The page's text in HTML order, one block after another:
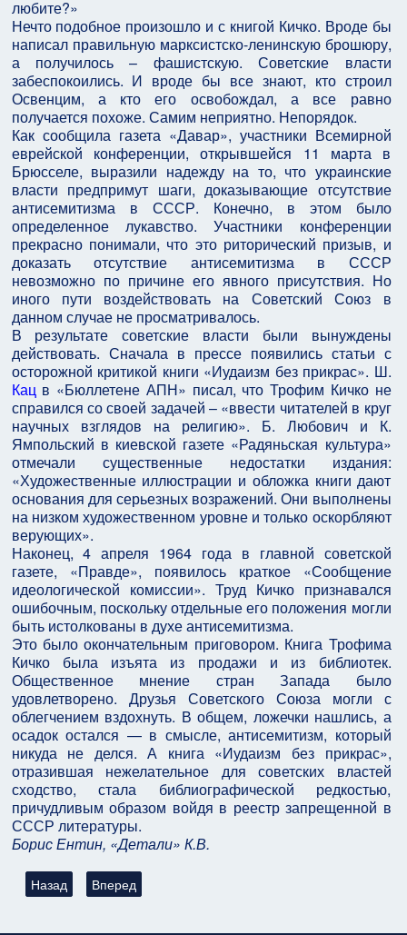
любите?»
Нечто подобное произошло и с книгой Кичко. Вроде бы
написал правильную марксистско-ленинскую брошюру,
а получилось – фашистскую. Советские власти
забеспокоились. И вроде бы все знают, кто строил
Освенцим, а кто его освобождал, а все равно
получается похоже. Самим неприятно. Непорядок.
Как сообщила газета «Давар», участники Всемирной
еврейской конференции, открывшейся 11 марта в
Брюсселе, выразили надежду на то, что украинские
власти предпримут шаги, доказывающие отсутствие
антисемитизма в СССР. Конечно, в этом было
определенное лукавство. Участники конференции
прекрасно понимали, что это риторический призыв, и
доказать отсутствие антисемитизма в СССР
невозможно по причине его явного присутствия. Но
иного пути воздействовать на Советский Союз в
данном случае не просматривалось.
В результате советские власти были вынуждены
действовать. Сначала в прессе появились статьи с
осторожной критикой книги «Иудаизм без прикрас». Ш.
Кацв «Бюллетене АПН» писал, что Трофим Кичко не
справился со своей задачей – «ввести читателей в круг
научных взглядов на религию». Б. Любович и К.
Ямпольский в киевской газете «Радяньская культура»
отмечали существенные недостатки издания:
«Художественные иллюстрации и обложка книги дают
основания для серьезных возражений. Они выполнены
на низком художественном уровне и только оскорбляют
верующих».
Наконец, 4 апреля 1964 года в главной советской
газете, «Правде», появилось краткое «Сообщение
идеологической комиссии». Труд Кичко признавался
ошибочным, поскольку отдельные его положения могли
быть истолкованы в духе антисемитизма.
Это было окончательным приговором. Книга Трофима
Кичко была изъята из продажи и из библиотек.
Общественное мнение стран Запада было
удовлетворено. Друзья Советского Союза могли с
облегчением вздохнуть. В общем, ложечки нашлись, а
осадок остался — в смысле, антисемитизм, который
никуда не делся. А книга «Иудаизм без прикрас»,
отразившая нежелательное для советских властей
сходство, стала библиографической редкостью,
причудливым образом войдя в реестр запрещенной в
СССР литературы.
Борис Ентин, «Детали» К.В.
Предыдущий: Коммунисты против евреев: антисионистская
Назад Следующий: «Палестинский вопрос» на
Вперед